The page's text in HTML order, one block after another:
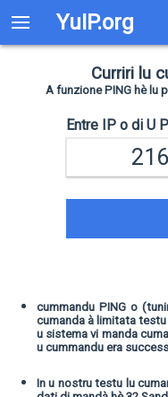
YuIP.org
Curriri lu
A funzione PING hè lu
Entre IP o di U
cummandu PING o
cumanda à limitata
u sistema vi manda
u cummandu era
In u nostru testu lu